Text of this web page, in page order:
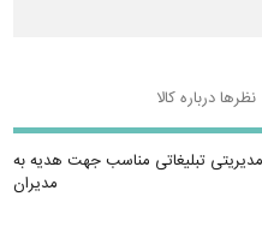
نظرها درباره کالا
تبلیغاتی مناسب جهت هدیه به
مدیران